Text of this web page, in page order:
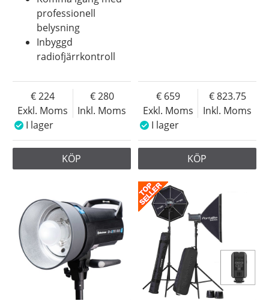
professionell
belysning
Inbyggd
radiofjärrkontroll
Exkl. Moms
224
Inkl. Moms
280
I lager
KÖP
Exkl. Moms
659
Inkl. Moms
823.75
I lager
KÖP